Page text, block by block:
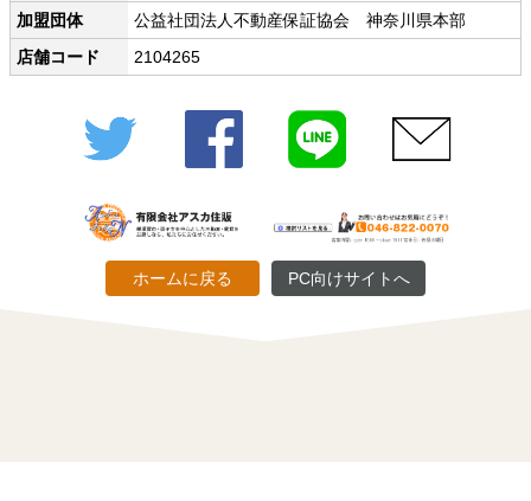
加盟団体
公益社団法人不動産保証協会 神奈川県本部
店舗コード
2104265
Twitter Facebook
ホームに戻る PC向けサイトへ